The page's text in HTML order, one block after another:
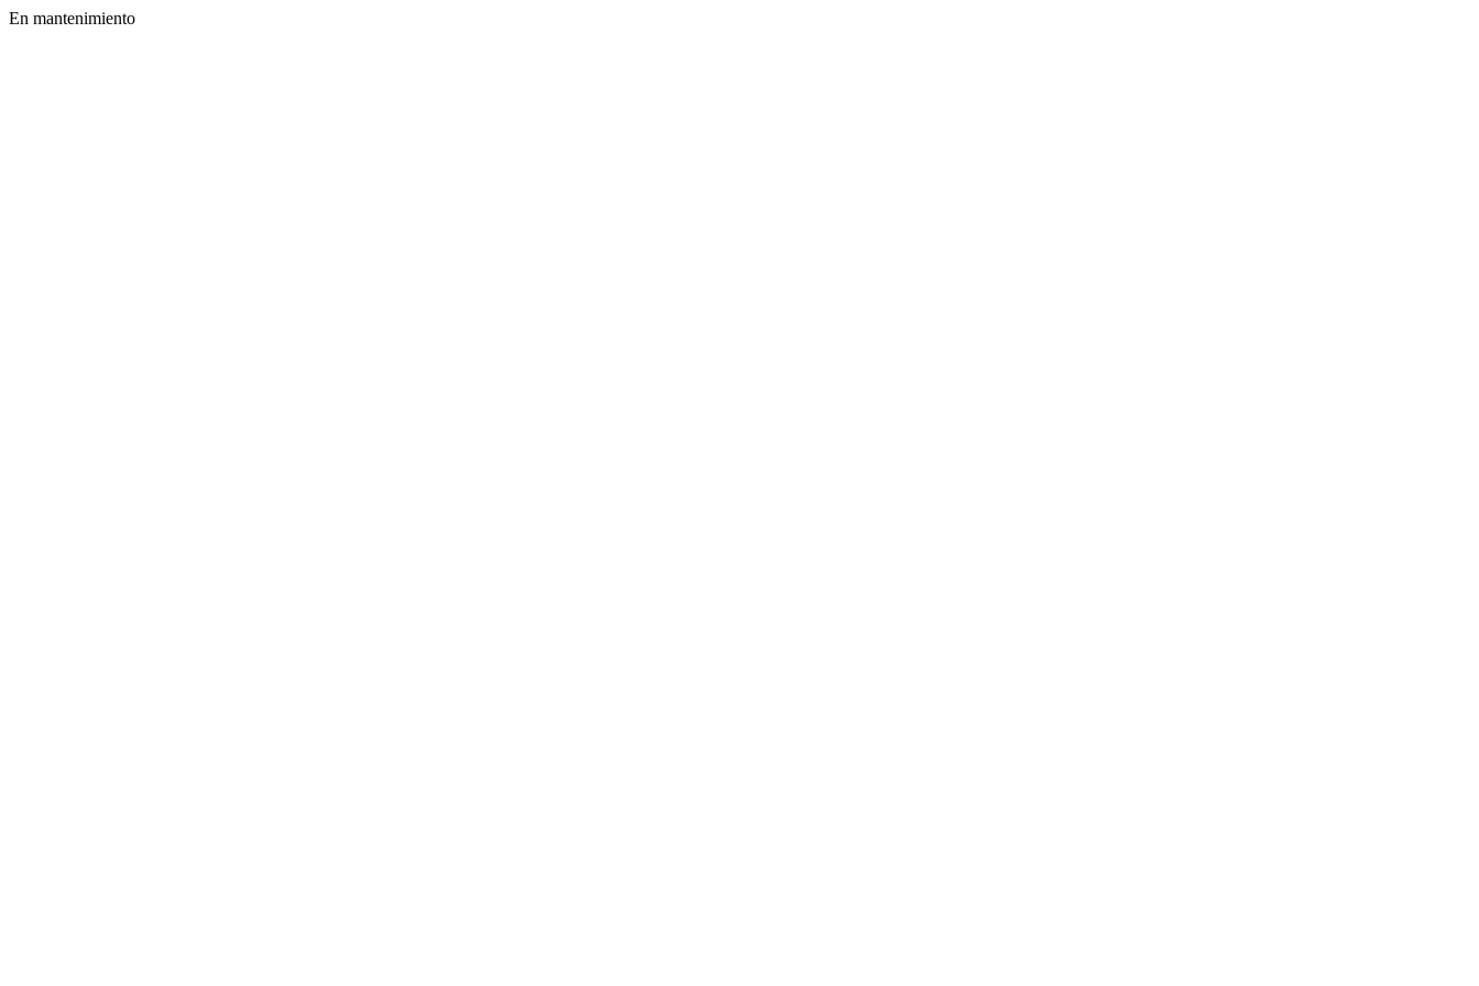
En mantenimiento